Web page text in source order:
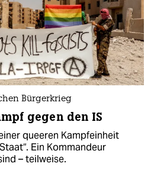
Bürgerkrieg
gegen den IS
queeren Kampfeinheit
Ein Kommandeur
– teilweise.